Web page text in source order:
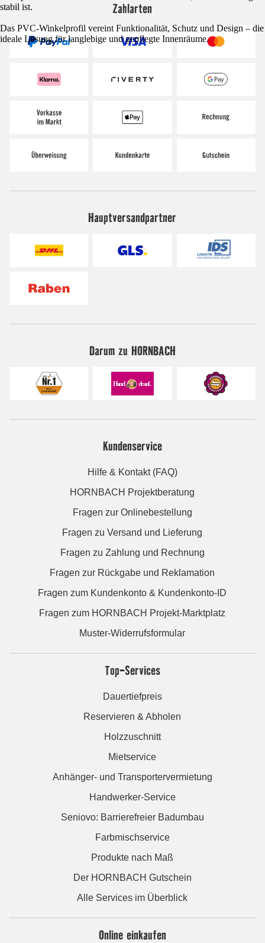
stabil ist.
Das PVC-Winkelprofil vereint Funktionalität, Schutz und Design – die
ideale Lösung für langlebige und gepflegte Innenräume.
Zahlarten
Hauptversandpartner
Darum zu HORNBACH
Kundenservice
Hilfe & Kontakt (FAQ)
HORNBACH Projektberatung
Fragen zur Onlinebestellung
Fragen zu Versand und Lieferung
Fragen zu Zahlung und Rechnung
Fragen zur Rückgabe und Reklamation
Fragen zum Kundenkonto & Kundenkonto-ID
Fragen zum HORNBACH Projekt-Marktplatz
Muster-Widerrufsformular
Top-Services
Dauertiefpreis
Reservieren & Abholen
Holzzuschnitt
Mietservice
Anhänger- und Transportervermietung
Handwerker-Service
Seniovo: Barrierefreier Badumbau
Farbmischservice
Produkte nach Maß
Der HORNBACH Gutschein
Alle Services im Überblick
Online einkaufen